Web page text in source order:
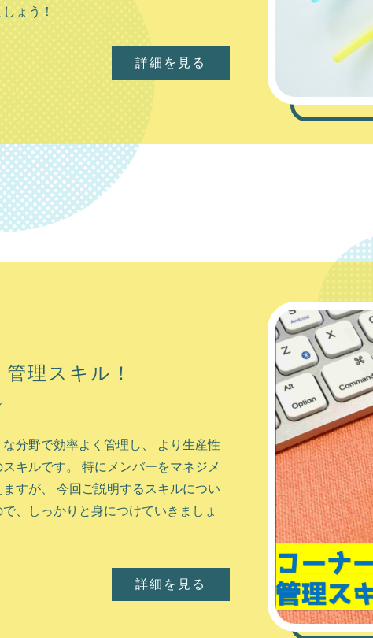
詳細を見る
道の政治・経済・観光など、全てにお
物が立ち並び、多くの人が行き交い
北海道でも随一と言えます。 それ...
詳細を見る
ょう！
詳細を見る
理スキル！
分野で効率よく管理し、 より生産性
キルです。 特にメンバーをマネジメ
すが、 今回ご説明するスキルについ
、しっかりと身につけていきましょ
詳細を見る